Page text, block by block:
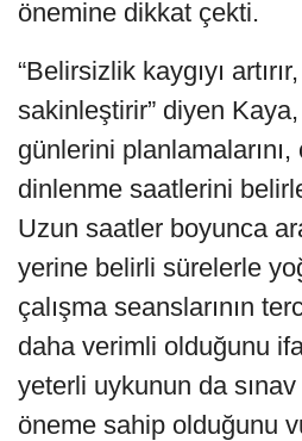
önemine dikkat çekti.
“Belirsizlik kaygıyı
sakinleştirir” diyen
günlerini planlamalarını,
dinlenme saatlerini
Uzun saatler boyunca
yerine belirli sürelerle
çalışma seanslarının
daha verimli olduğunu
yeterli uykunun da sınav
öneme sahip olduğunu